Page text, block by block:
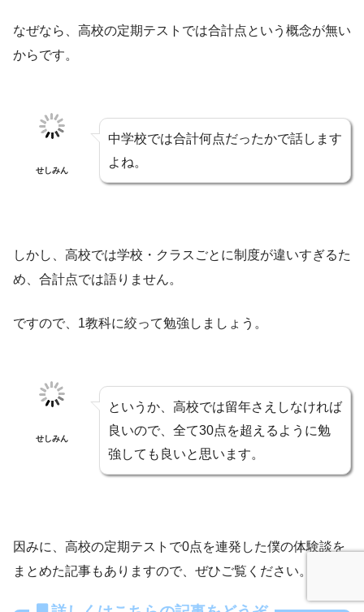
なぜなら、高校の定期テストでは合計点という概念が無い
からです。
せしみん
中学校では合計何点だったかで話します
よね。
しかし、高校では学校・クラスごとに制度が違いすぎるた
め、合計点では語りません。
ですので、1教科に絞って勉強しましょう。
せしみん
というか、高校では留年さえしなければ
良いので、全て30点を超えるように勉
強しても良いと思います。
因みに、高校の定期テストで0点を連発した僕の体験談を
まとめた記事もありますので、ぜひご覧ください。